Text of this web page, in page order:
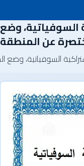
السوفياتية، وضع
عن المنطقة
السوفياتية،